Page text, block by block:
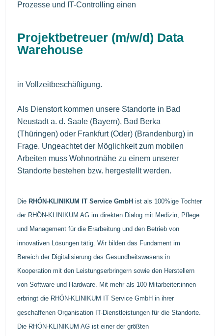
Prozesse und IT-Controlling einen
Projektbetreuer (m/w/d) Data
Warehouse
in Vollzeitbeschäftigung.
Als Dienstort kommen unsere Standorte in Bad
Neustadt a. d. Saale (Bayern), Bad Berka
(Thüringen) oder Frankfurt (Oder) (Brandenburg) in
Frage. Ungeachtet der Möglichkeit zum mobilen
Arbeiten muss Wohnortnähe zu einem unserer
Standorte bestehen bzw. hergestellt werden.
Die RHÖN-KLINIKUM IT Service GmbH ist als 100%ige Tochter
der RHÖN-KLINIKUM AG im direkten Dialog mit Medizin, Pflege
und Management für die Erarbeitung und den Betrieb von
innovativen Lösungen tätig. Wir bilden das Fundament im
Bereich der Digitalisierung des Gesundheitswesens in
Kooperation mit den Leistungserbringern sowie den Herstellern
von Software und Hardware. Mit mehr als 100 Mitarbeiter:innen
erbringt die RHÖN-KLINIKUM IT Service GmbH in ihrer
geschaffenen Organisation IT-Dienstleistungen für die Standorte.
Die RHÖN‐KLINIKUM AG ist einer der größten